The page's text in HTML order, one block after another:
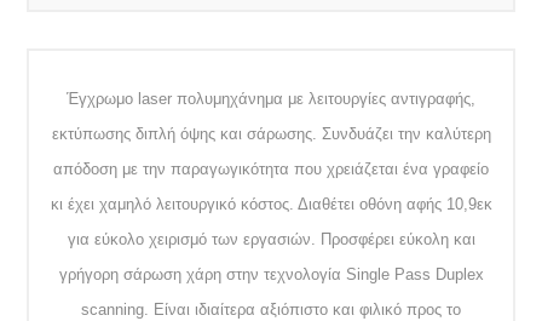
Έγχρωμο laser πολυμηχάνημα με λειτουργίες αντιγραφής,
εκτύπωσης διπλή όψης και σάρωσης. Συνδυάζει την καλύτερη
απόδοση με την παραγωγικότητα που χρειάζεται ένα γραφείο
κι έχει χαμηλό λειτουργικό κόστος. Διαθέτει οθόνη αφής 10,9εκ
για εύκολο χειρισμό των εργασιών. Προσφέρει εύκολη και
γρήγορη σάρωση χάρη στην τεχνολογία Single Pass Duplex
scanning. Είναι ιδιαίτερα αξιόπιστο και φιλικό προς το